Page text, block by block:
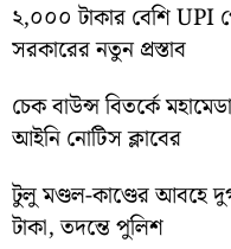
২,০০০ টাকার বেশি UPI
সরকারের নতুন প্রস্তাব
চেক বাউন্স বিতর্কে
আইনি নোটিস ক্লাবের
টুলু মণ্ডল-কাণ্ডের আবহে
টাকা, তদন্তে পুলিশ